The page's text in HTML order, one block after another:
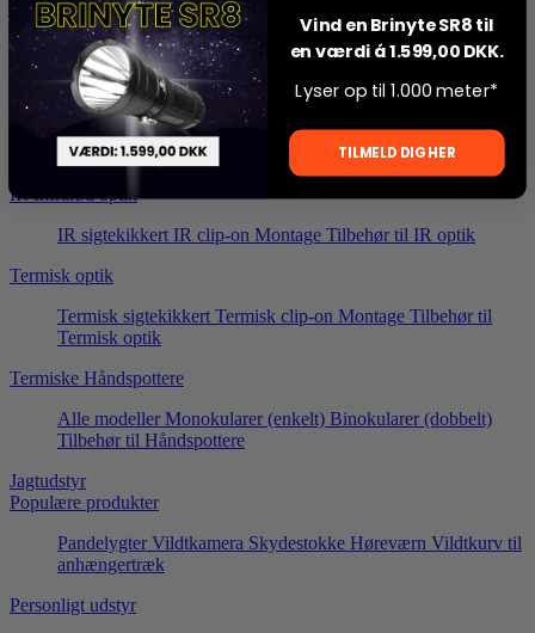
VildsvinejagtBukkejagt
Selskabsjagt
Optik
Dagoptik
HåndkikkerterRiffeloptik / sigtekikkerterRødpunktssigter
Afstandsmåler
IR Infrarød optik
IR sigtekikkert IR clip-on Montage Tilbehør til IR optik
Termisk optik
Termisk sigtekikkert Termisk clip-on Montage Tilbehør til
Termisk optik
Termiske Håndspottere
Alle modeller Monokularer (enkelt) Binokularer (dobbelt)
Tilbehør til Håndspottere
Jagtudstyr
Populære produkter
Pandelygter Vildtkamera Skydestokke Høreværn Vildtkurv til
anhængertræk
Personligt udstyr
Vind en Brinyte SR8 til
en værdi á 1.599,00 DKK.
Lyser op til 1.000 meter*
TILMELD DIG HER